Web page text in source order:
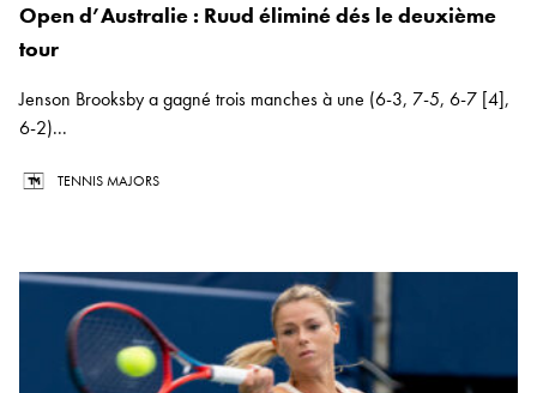
Open d’Australie : Ruud éliminé dés le deuxième
tour
Jenson Brooksby a gagné trois manches à une (6-3, 7-5, 6-7 [4],
6-2)...
TENNIS MAJORS